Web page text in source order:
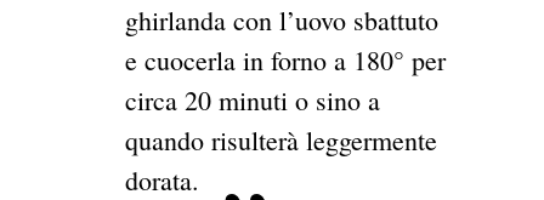
ghirlanda con l’uovo sbattuto
e cuocerla in forno a 180° per
circa 20 minuti o sino a
quando risulterà leggermente
dorata.